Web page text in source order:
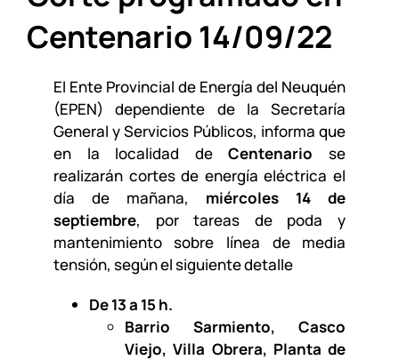
Centenario 14/09/22
El Ente Provincial de Energía del Neuquén
(EPEN) dependiente de la Secretaría
General y Servicios Públicos, informa que
en la localidad deCentenario se
realizarán cortes de energía eléctrica el
día de mañana, miércoles 14 de
septiembre, por tareas de poda y
mantenimiento sobre línea de media
tensión, según el siguiente detalle
De 13 a 15 h.
Barrio Sarmiento, Casco
Viejo, Villa Obrera, Planta de